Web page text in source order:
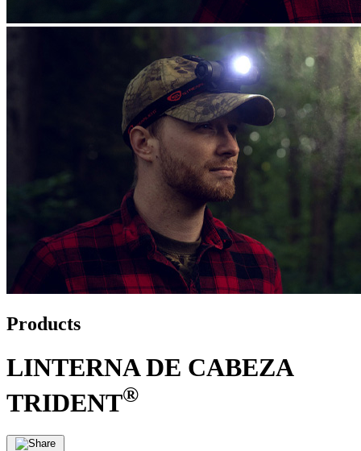
Products
LINTERNA DE CABEZA
TRIDENT®